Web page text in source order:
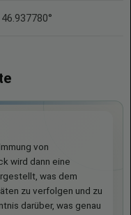
von
wird dann eine
was dem
zu verfolgen und zu
darüber, was genau